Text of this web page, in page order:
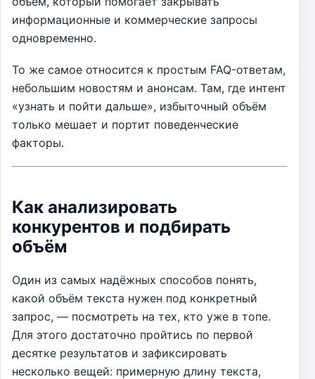
информационные и коммерческие запросы
одновременно.
То же самое относится к простым FAQ-ответам,
небольшим новостям и анонсам. Там, где интент
«узнать и пойти дальше», избыточный объём
только мешает и портит поведенческие
факторы.
Как анализировать
конкурентов и подбирать
объём
Один из самых надёжных способов понять,
какой объём текста нужен под конкретный
запрос, — посмотреть на тех, кто уже в топе.
Для этого достаточно пройтись по первой
десятке результатов и зафиксировать
несколько вещей: примерную длину текста,